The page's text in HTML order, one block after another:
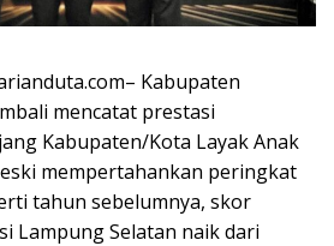
Kabupaten
mencatat prestasi
Kabupaten/Kota Layak Anak
mempertahankan peringkat
tahun sebelumnya, skor
Lampung Selatan naik dari